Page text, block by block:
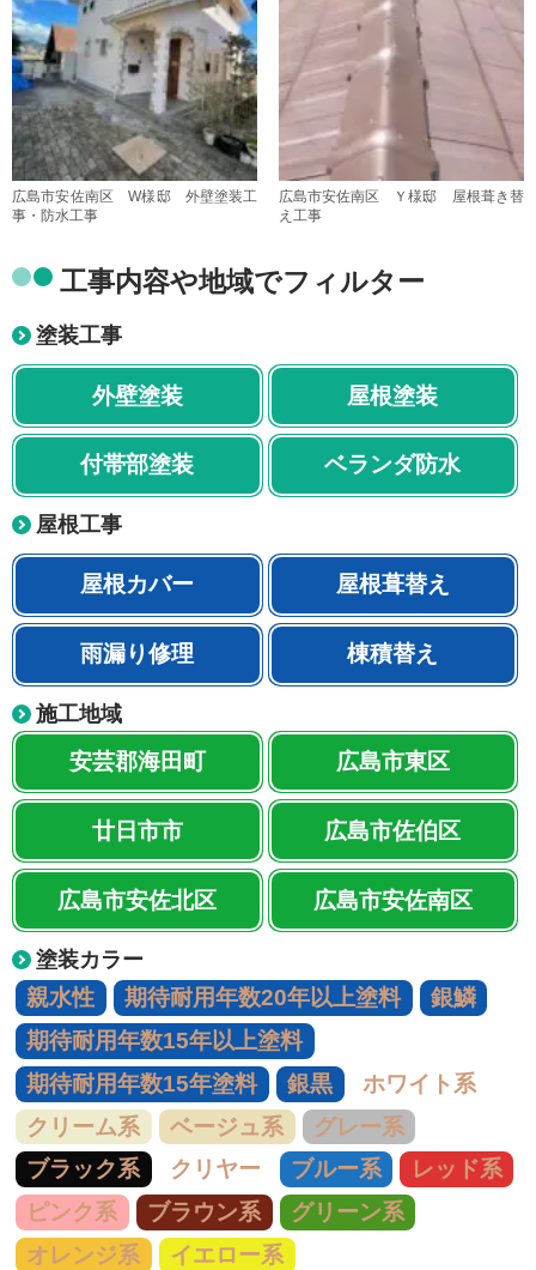
広島市安佐南区 W様邸 外壁塗装工
事・防水工事
広島市安佐南区 Ｙ様邸 屋根葺き替
え工事
工事内容や地域でフィルター
塗装工事
外壁塗装 屋根塗装
付帯部塗装 ベランダ防水
屋根工事
屋根カバー 屋根葺替え
雨漏り修理 棟積替え
施工地域
安芸郡海田町 広島市東区
廿日市市 広島市佐伯区
広島市安佐北区 広島市安佐南区
塗装カラー
親水性 期待耐用年数20年以上塗料
銀鱗
期待耐用年数15年以上塗料
期待耐用年数15年塗料
銀黒
ホワイト系
クリーム系
ベージュ系
グレー系
ブラック系
クリヤー ブルー系
レッド系
ピンク系
ブラウン系
グリーン系
オレンジ系
イエロー系